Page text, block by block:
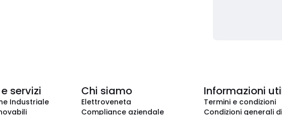
servizi
Industriale
Chi siamo
Elettroveneta
Compliance aziendale
Informazioni
Termini e condizioni
Condizioni generali